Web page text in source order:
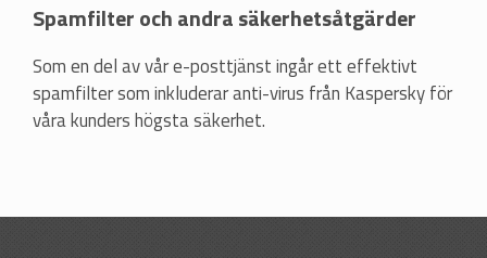
Spamfilter och andra säkerhetsåtgärder
Som en del av vår e-posttjänst ingår ett effektivt
spamfilter som inkluderar anti-virus från Kaspersky för
våra kunders högsta säkerhet.